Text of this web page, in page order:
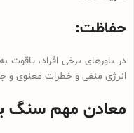
حفاظت:
در باورهای برخی افراد،
انرژی منفی و خطرات معنوی
معادن مهم سنگ